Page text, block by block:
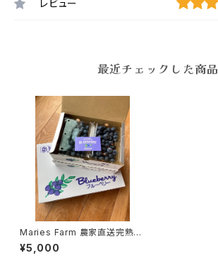
レビュー
最近チェックした商品
Maries Farm 農家直送完熟手
摘み「魚沼ブルーベリー」1kg詰
め
¥5,000